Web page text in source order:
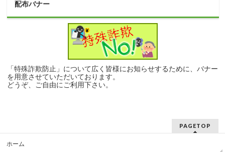
配布バナー
「特殊詐欺防止」について広く皆様にお知らせするために、バナー
を用意させていただいております。
どうぞ、ご自由にご利用下さい。
PAGETOP
ホーム